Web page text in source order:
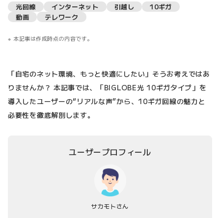
光回線
インターネット 引越し
10ギガ
動画
テレワーク
本記事は作成時点の内容です。
「自宅のネット環境、もっと快適にしたい」そうお考えではあ
りませんか？ 本記事では、「BIGLOBE光 10ギガタイプ」を
導入したユーザーの“リアルな声”から、10ギガ回線の魅力と
必要性を徹底解剖します。
ユーザープロフィール
サカモトさん